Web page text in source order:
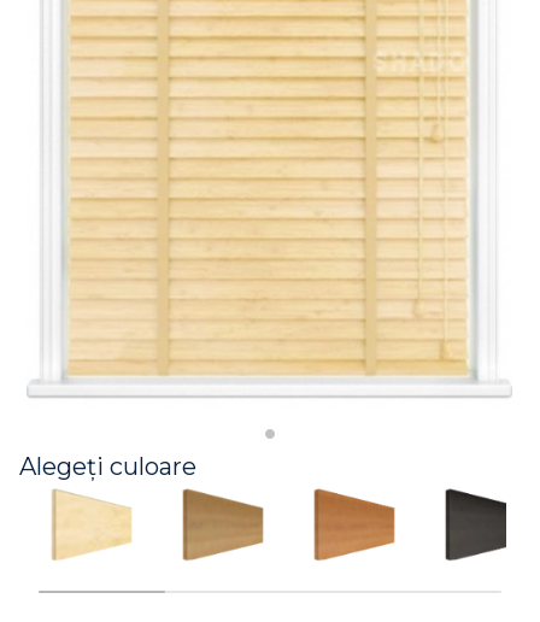
Alegeți culoare